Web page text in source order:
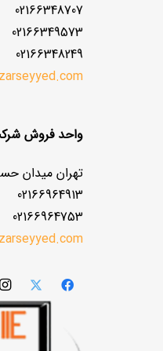
02166348707
02166349573
02166348249
واحد فروش
تهران میدان
02166964913
02166964753